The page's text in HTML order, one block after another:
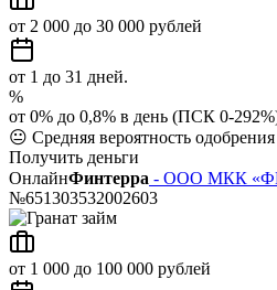
от 2 000 до 30 000 рублей
от 1 до 31 дней.
%
от 0% до 0,8% в день (ПСК 0-
😐 Средняя вероятность одобрения
Получить деньги
ОнлайнФинтерра - ООО МКК
№651303532002603
от 1 000 до 100 000 рублей